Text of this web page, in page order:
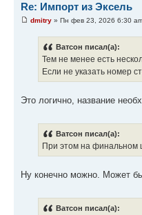
Re: Импорт из Эксель
dmitry » Пн фев 23, 2026 6:30
Ватсон писал(а):
Тем не менее есть
Если не указать номер
Это логично, название
Ватсон писал(а):
При этом на финальном
Ну конечно можно. Может
Ватсон писал(а):